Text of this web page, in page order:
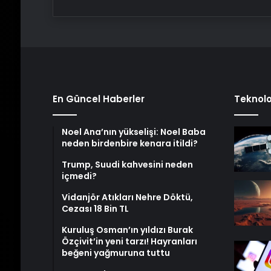
En Güncel Haberler
Noel Ana’nın yükselişi: Noel Baba
neden birdenbire kenara itildi?
Trump, Suudi kahvesini neden
içmedi?
Vidanjör Atıkları Nehre Döktü,
Cezası 18 Bin TL
Kuruluş Osman’ın yıldızı Burak
Özçivit’in yeni tarzı! Hayranları
beğeni yağmuruna tuttu